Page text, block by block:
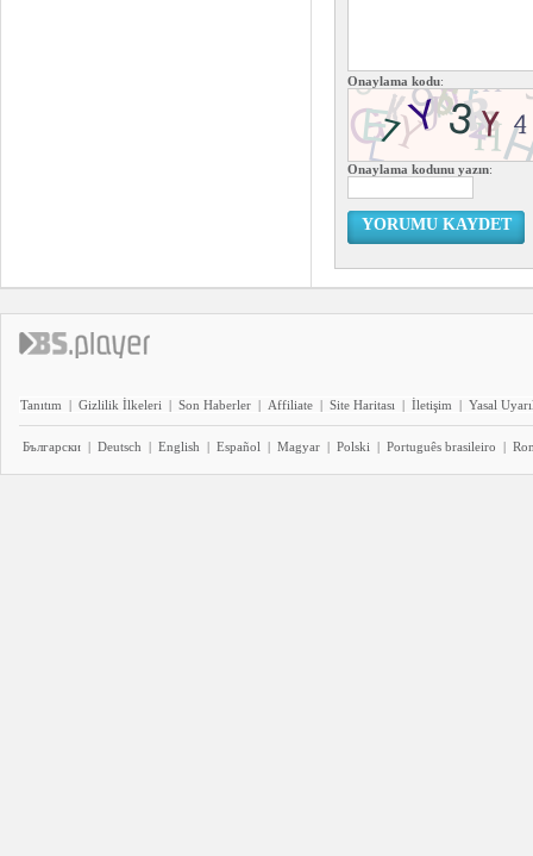
Onaylama kodu:
Onaylama kodunu yazın:
YORUMU KAYDET
Tanıtım | Gizlilik İlkeleri | Son Haberler | Affiliate | Site Haritası | İletişim | Yasal
Български | Deutsch | English | Español | Magyar | Polski | Português brasileiro |